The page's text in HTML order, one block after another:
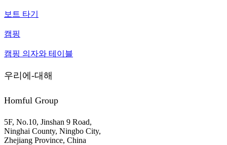
보트 타기
캠핑
캠핑 의자와 테이블
우리에-대해
Homful Group
5F, No.10, Jinshan 9 Road,
Ninghai County, Ningbo City,
Zhejiang Province, China